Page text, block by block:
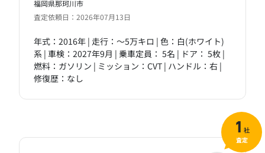
福岡県那珂川市
査定依頼日：2026年07月13日
年式：2016年 | 走行：～5万キロ | 色：白(ホワイト)
系 | 車検：2027年9月 | 乗車定員： 5名 | ドア： 5枚 |
燃料：ガソリン | ミッション：CVT | ハンドル：右 |
修復歴：なし
1 社
査定